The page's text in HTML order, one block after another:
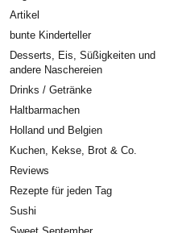
Artikel
bunte Kinderteller
Desserts, Eis, Süßigkeiten und
andere Naschereien
Drinks / Getränke
Haltbarmachen
Holland und Belgien
Kuchen, Kekse, Brot & Co.
Reviews
Rezepte für jeden Tag
Sushi